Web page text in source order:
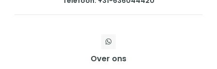
Over ons